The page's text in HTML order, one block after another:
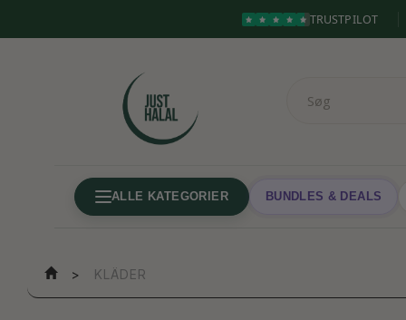
TRUSTPILOT
ALLE KATEGORIER BUNDLES & DEALS
KLÄDER